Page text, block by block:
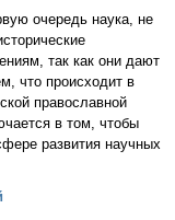
очередь наука, не
так как они дают
что происходит в
православной
в том, чтобы
развития научных
лауреатам